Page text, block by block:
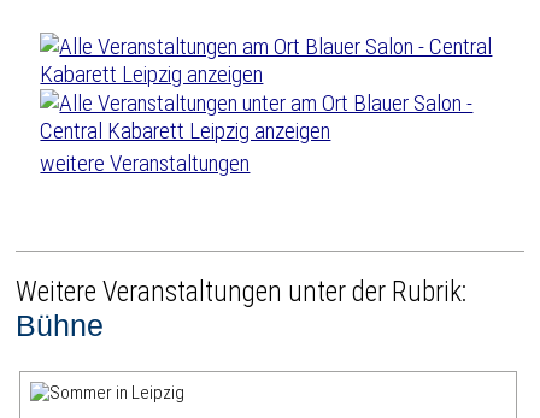
weitere Veranstaltungen
Weitere Veranstaltungen unter der Rubrik:
Bühne